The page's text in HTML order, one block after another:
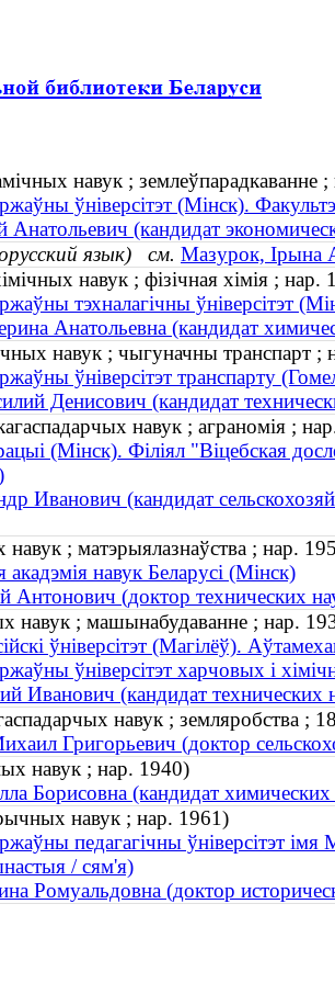
навук ; землеўпарадкаванне
ўніверсітэт (Мінск).
(кандидат
язык) см. Мазурок, Ірына
навук ; фізічная хімія ; нар.
тэхналагічны ўніверсітэт
Анатольевна (кандидат
навук ; чыгуначны транспарт ;
ўніверсітэт транспарту
Денисович (кандидат
навук ; аграномія ;
(Мінск). Філіял "Віцебская
Иванович (кандидат
; матэрыялазнаўства ; нар.
навук Беларусі (Мінск)
Антонович (доктор технических
навук ; машынабудаванне ; нар.
ўніверсітэт (Магілёў).
ўніверсітэт харчовых і
Иванович (кандидат
навук ; земляробства ;
Григорьевич (доктор
навук ; нар. 1940)
Борисовна (кандидат
навук ; нар. 1961)
педагагічны ўніверсітэт
/ сям'я)
Ромуальдовна (доктор